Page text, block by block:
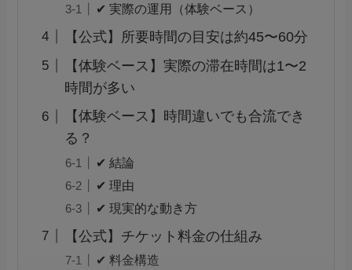
✔ 実際の運用（体験ベース）
【公式】所要時間の目安は約45〜60分
【体験ベース】実際の滞在時間は1〜2
時間が多い
【体験ベース】時間違いでも合流でき
る？
✔ 結論
✔ 理由
✔ 現実的な動き方
【公式】チケット料金の仕組み
✔ 料金構造